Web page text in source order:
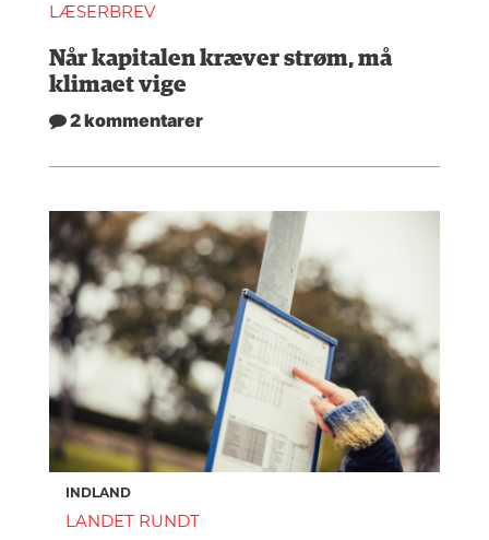
LÆSERBREV
Når kapitalen kræver strøm, må
klimaet vige
2 kommentarer
INDLAND
LANDET RUNDT